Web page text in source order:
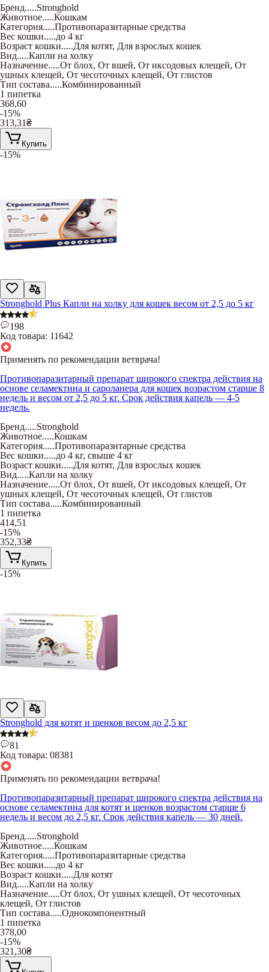
Бренд.....Stronghold
Животное.....Кошкам
Категория.....Противопаразитарные средства
Вес кошки.....до 4 кг
Возраст кошки.....Для котят, Для взрослых кошек
Вид.....Капли на холку
Назначение.....От блох, От вшей, От иксодовых клещей, От
ушных клещей, От чесоточных клещей, От глистов
Тип состава.....Комбинированный
1 пипетка
368,60
-15%
313,31₴
Купить
-15%
Stronghold Plus Капли на холку для кошек весом от 2,5 до 5 кг
198
Код товара: 11642
Применять по рекомендации ветврача!
Противопаразитарный препарат широкого спектра действия на
основе селамектина и сароланера для кошек возрастом старше 8
недель и весом от 2,5 до 5 кг. Срок действия капель — 4-5
недель.
Бренд.....Stronghold
Животное.....Кошкам
Категория.....Противопаразитарные средства
Вес кошки.....до 4 кг, свыше 4 кг
Возраст кошки.....Для котят, Для взрослых кошек
Вид.....Капли на холку
Назначение.....От блох, От вшей, От иксодовых клещей, От
ушных клещей, От чесоточных клещей, От глистов
Тип состава.....Комбинированный
1 пипетка
414,51
-15%
352,33₴
Купить
-15%
Stronghold для котят и щенков весом до 2,5 кг
81
Код товара: 08381
Применять по рекомендации ветврача!
Противопаразитарный препарат широкого спектра действия на
основе селамектина для котят и щенков возрастом старше 6
недель и весом до 2,5 кг. Срок действия капель — 30 дней.
Бренд.....Stronghold
Животное.....Кошкам
Категория.....Противопаразитарные средства
Вес кошки.....до 4 кг
Возраст кошки.....Для котят
Вид.....Капли на холку
Назначение.....От блох, От ушных клещей, От чесоточных
клещей, От глистов
Тип состава.....Однокомпонентный
1 пипетка
378,00
-15%
321,30₴